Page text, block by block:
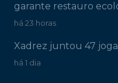
garante restauro
há 23 horas
Xadrez juntou 47
há 1 dia